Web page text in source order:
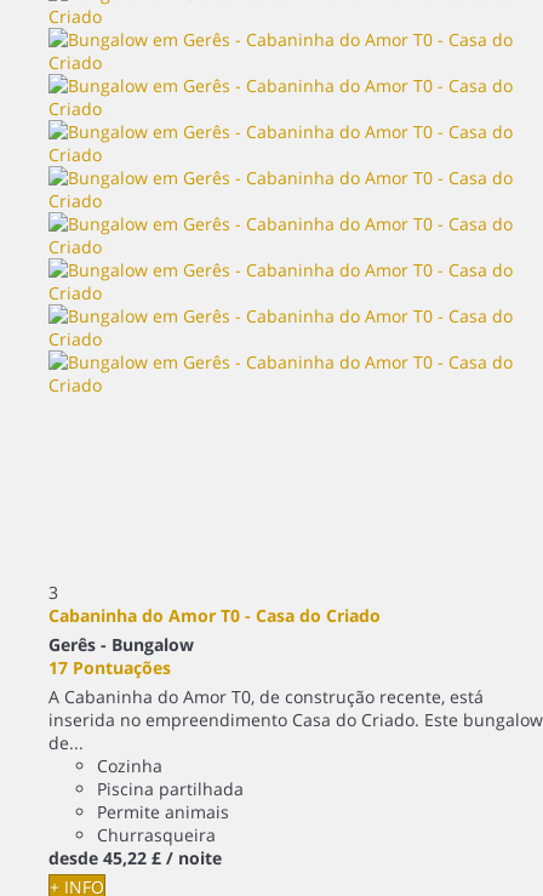
3
Cabaninha do Amor T0 - Casa do Criado
Gerês - Bungalow
17 Pontuações
A Cabaninha do Amor T0, de construção recente, está
inserida no empreendimento Casa do Criado. Este bungalow
de...
Cozinha
Piscina partilhada
Permite animais
Churrasqueira
desde 45,22 £ / noite
+ INFO